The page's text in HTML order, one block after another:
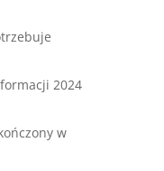
2024
w